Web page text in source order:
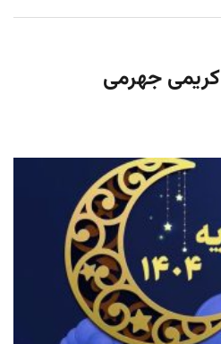
کریمی جهرمی